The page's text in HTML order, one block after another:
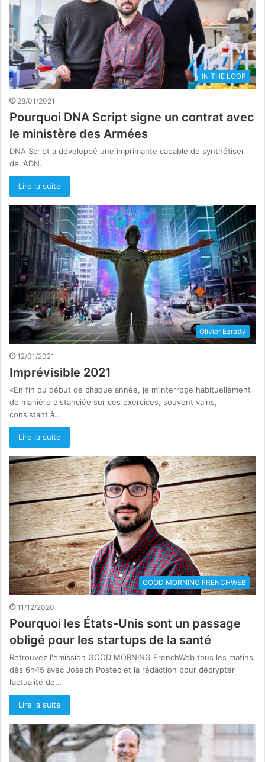
IN THE LOOP
28/01/2021
Pourquoi DNA Script signe un contrat avec
le ministère des Armées
DNA Script a développé une imprimante capable de synthétiser
de l’ADN.
Lire la suite
Olivier Ezratty
12/01/2021
Imprévisible 2021
«En fin ou début de chaque année, je m’interroge habituellement
de manière distanciée sur ces exercices, souvent vains,
consistant à…
Lire la suite
GOOD MORNING FRENCHWEB
11/12/2020
Pourquoi les États-Unis sont un passage
obligé pour les startups de la santé
Retrouvez l'émission GOOD MORNING FrenchWeb tous les matins
dès 6h45 avec Joseph Postec et la rédaction pour décrypter
l’actualité de…
Lire la suite